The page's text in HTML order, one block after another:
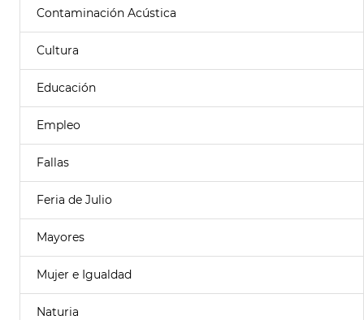
Contaminación Acústica
Cultura
Educación
Empleo
Fallas
Feria de Julio
Mayores
Mujer e Igualdad
Naturia